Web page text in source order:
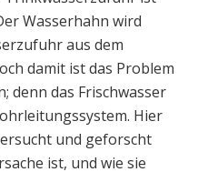
Wasserhahn wird
aus dem
damit ist das Problem
denn das Frischwasser
Hier
und geforscht
ist, und wie sie